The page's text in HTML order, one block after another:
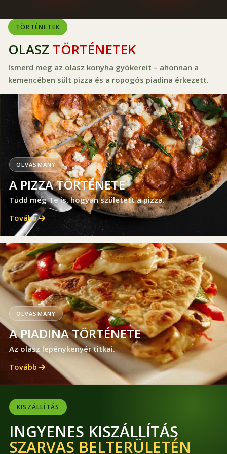
TÖRTÉNETEK
OLASZ TÖRTÉNETEK
Ismerd meg az olasz konyha gyökereit – ahonnan a
kemencében sült pizza és a ropogós piadina érkezett.
OLVASMÁNY
A PIZZA TÖRTÉNETE
Tudd meg Te is, hogyan született a pizza.
Tovább
OLVASMÁNY
A PIADINA TÖRTÉNETE
Az olasz lepénykenyér titkai.
Tovább
KISZÁLLÍTÁS
INGYENES KISZÁLLÍTÁS
SZARVAS BELTERÜLETÉN